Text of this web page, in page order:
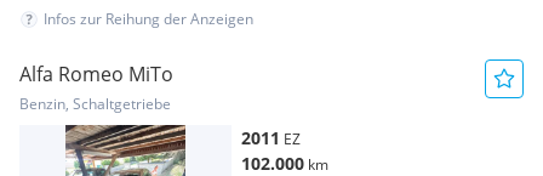
Infos zur Reihung der Anzeigen
Alfa Romeo MiTo
Benzin, Schaltgetriebe
2011 EZ
102.000 km